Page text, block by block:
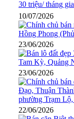
10/07/2026
23/06/2026
23/06/2026
22/06/2026